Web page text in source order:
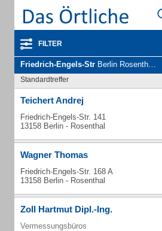
FILTER
Friedrich-Engels-Str Berlin Rosenthal - Unternehmen und Personen
Standardtreffer
Teichert Andrej
Friedrich-Engels-Str. 141
13158 Berlin - Rosenthal
Wagner Thomas
Friedrich-Engels-Str. 168 A
13158 Berlin - Rosenthal
Zoll Hartmut Dipl.-Ing.
Vermessungsbüros